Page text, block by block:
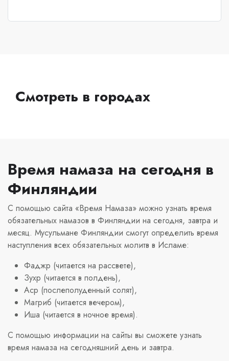
Смотреть в городах
Время намаза на сегодня в
Финляндии
С помощью сайта «Время Намаза» можно узнать время
обязательных намазов в Финляндии на сегодня, завтра и
месяц. Мусульмане Финляндии смогут определить время
наступления всех обязательных молитв в Исламе:
Фаджр (читается на рассвете),
Зухр (читается в полдень),
Аср (послеполуденный солят),
Магриб (читается вечером),
Иша (читается в ночное время).
С помощью информации на сайты вы сможете узнать
время намаза на сегодняшний день и завтра.